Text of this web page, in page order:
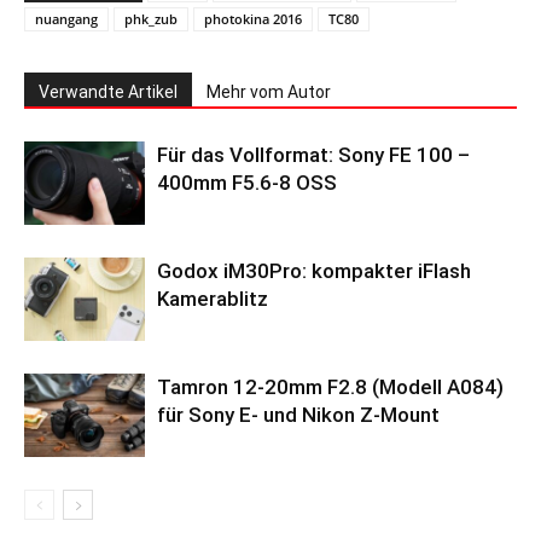
nuangang
phk_zub photokina 2016 TC80
Verwandte Artikel Mehr vom Autor
Für das Vollformat: Sony FE 100 –
400mm F5.6-8 OSS
Godox iM30Pro: kompakter iFlash
Kamerablitz
Tamron 12-20mm F2.8 (Modell A084)
für Sony E- und Nikon Z-Mount